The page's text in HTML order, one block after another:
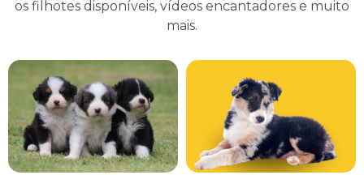
os filhotes disponíveis, vídeos encantadores e muito
mais.